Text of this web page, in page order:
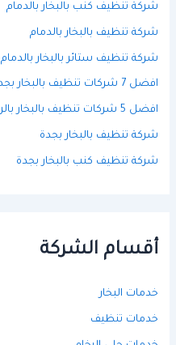
شركة تنظيف كنب بالبخار بالدمام
شركة تنظيف بالبخار بالدمام
شركة تنظيف ستائر بالبخار بالدمام
افضل 7 شركات تنظيف بالبخار بجدة
افضل 5 شركات تنظيف بالبخار بالرياض
شركة تنظيف بالبخار بجدة
شركة تنظيف كنب بالبخار بجدة
أقسام الشركة
خدمات البخار
خدمات تنظيف